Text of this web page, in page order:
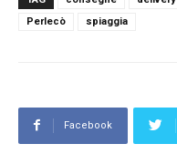
Perlecò
spiaggia
Facebook